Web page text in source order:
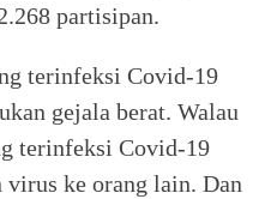
partisipan.
terinfeksi Covid-19
gejala berat. Walau
terinfeksi Covid-19
virus ke orang lain. Dan